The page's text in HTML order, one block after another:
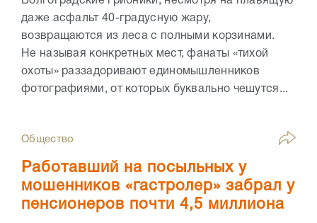
даже асфальт 40-градусную жару,
возвращаются из леса с полными корзинами.
Не называя конкретных мест, фанаты «тихой
охоты» раззадоривают единомышленников
фотографиями, от которых буквально чешутся...
Общество
Работавший на посыльных у
мошенников «гастролер» забрал у
пенсионеров почти 4,5 миллиона